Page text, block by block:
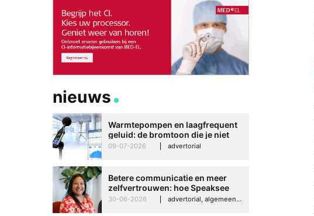
nieuws
Warmtepompen en laagfrequent
geluid: de bromtoon die je niet
kunt negeren
09-07-2026 advertorial
Betere communicatie en meer
zelfvertrouwen: hoe Speaksee
Imelda helpt om te groeien in
30-06-2026 advertorial, algemeen, hooroplossingen, interview